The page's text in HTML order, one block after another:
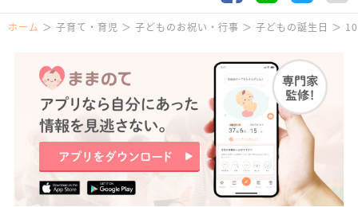
ホーム 子育て・育児 子どものお祝い・行事 子どもの誕生日